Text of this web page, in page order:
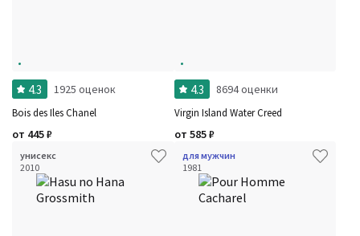
4.3 1925 оценок
Bois des Iles Chanel
от 445₽
4.3 8694 оценки
Virgin Island Water Creed
от 585₽
унисекс
2010
для мужчин
1981